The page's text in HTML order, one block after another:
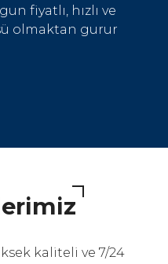
fiyatlı, hızlı ve
olmaktan gurur
kaliteli ve 7/24